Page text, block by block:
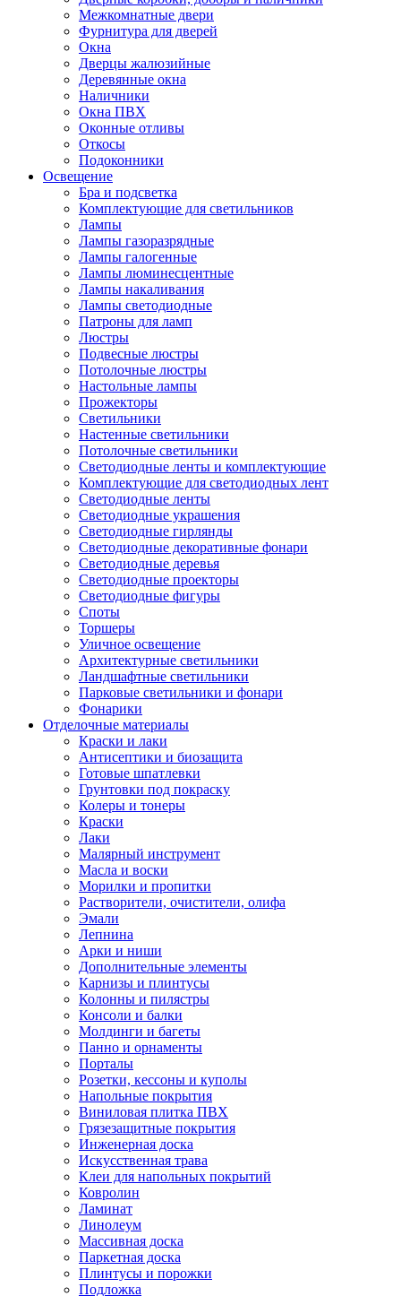
Межкомнатные двери
Фурнитура для дверей
Окна
Дверцы жалюзийные
Деревянные окна
Наличники
Окна ПВХ
Оконные отливы
Откосы
Подоконники
Освещение
Бра и подсветка
Комплектующие для светильников
Лампы
Лампы газоразрядные
Лампы галогенные
Лампы люминесцентные
Лампы накаливания
Лампы светодиодные
Патроны для ламп
Люстры
Подвесные люстры
Потолочные люстры
Настольные лампы
Прожекторы
Светильники
Настенные светильники
Потолочные светильники
Светодиодные ленты и комплектующие
Комплектующие для светодиодных лент
Светодиодные ленты
Светодиодные украшения
Светодиодные гирлянды
Светодиодные декоративные фонари
Светодиодные деревья
Светодиодные проекторы
Светодиодные фигуры
Споты
Торшеры
Уличное освещение
Архитектурные светильники
Ландшафтные светильники
Парковые светильники и фонари
Фонарики
Отделочные материалы
Краски и лаки
Антисептики и биозащита
Готовые шпатлевки
Грунтовки под покраску
Колеры и тонеры
Краски
Лаки
Малярный инструмент
Масла и воски
Морилки и пропитки
Растворители, очистители, олифа
Эмали
Лепнина
Арки и ниши
Дополнительные элементы
Карнизы и плинтусы
Колонны и пилястры
Консоли и балки
Молдинги и багеты
Панно и орнаменты
Порталы
Розетки, кессоны и куполы
Напольные покрытия
Виниловая плитка ПВХ
Грязезащитные покрытия
Инженерная доска
Искусственная трава
Клеи для напольных покрытий
Ковролин
Ламинат
Линолеум
Массивная доска
Паркетная доска
Плинтусы и порожки
Подложка